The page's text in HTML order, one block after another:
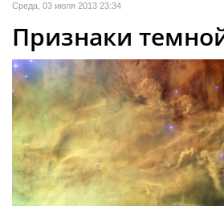
Среда, 03 июля 2013 23:34
Признаки